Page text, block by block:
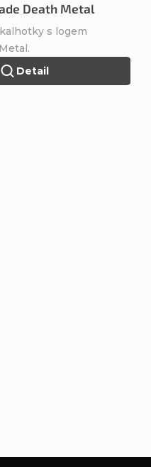
Death Metal
Detail
s logem